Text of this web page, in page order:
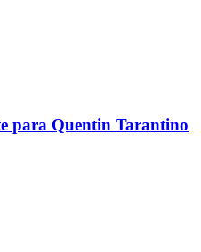
para Quentin Tarantino